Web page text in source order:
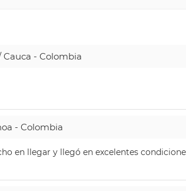
Cauca - Colombia
- Colombia
en llegar y llegó en excelentes